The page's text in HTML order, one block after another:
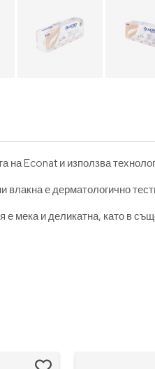
на Econat и използва
влакна е дерматологично
е мека и деликатна, като в